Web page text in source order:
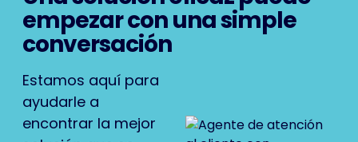
empezar con una simple
conversación
Estamos aquí para
ayudarle a
encontrar la mejor